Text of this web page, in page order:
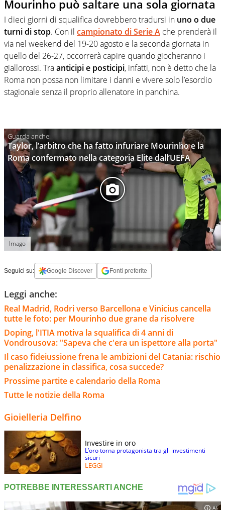
Mourinho può saltare una sola giornata
I dieci giorni di squalifica dovrebbero tradursi in uno o due
turni di stop. Con il campionato di Serie A che prenderà il
via nel weekend del 19-20 agosto e la seconda giornata in
quello del 26-27, occorrerà capire quando giocheranno i
giallorossi. Traanticipi e posticipi, infatti, non è detto che la
Roma non possa non limitare i danni e vivere solo l’esordio
stagionale senza il proprio allenatore in panchina.
Taylor, l’arbitro che ha fatto infuriare Mourinho e la
Roma confermato nella categoria Elite dall’UEFA
Imago
Seguici su: Google Discover Fonti preferite
Leggi anche:
Real Madrid, Rodri verso Barcellona e Vinicius cancella
tutte le foto: per Mourinho due grane da risolvere
Doping, l'ITIA motiva la squalifica di 4 anni di
Vondrousova: "Sapeva che c'era un ispettore alla porta"
Il caso fideiussione frena le ambizioni del Catania: rischio
penalizzazione in classifica, cosa succede?
Prossime partite e calendario della Roma
Tutte le notizie della Roma
Gioielleria Delfino
Investire in oro
L’oro torna protagonista tra gli investimenti
sicuri
LEGGI